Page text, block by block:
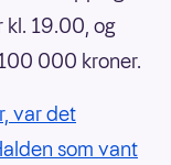
kl. 19.00, og
000 kroner.
var det
som vant